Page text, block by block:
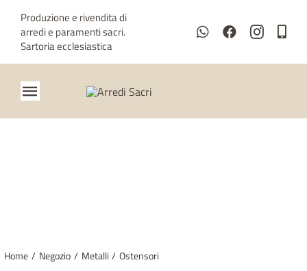
contenuto
Produzione e rivendita di
arredi e paramenti sacri.
Sartoria ecclesiastica
Toggle
Navigation
Home Negozio Metalli Ostensori